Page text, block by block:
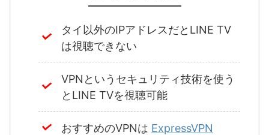
タイ以外のIPアドレスだとLINE TV
は視聴できない
VPNというセキュリティ技術を使う
とLINE TVを視聴可能
おすすめのVPNは ExpressVPN